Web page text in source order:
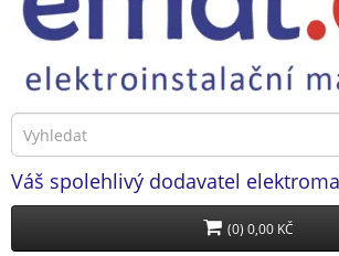
Váš spolehlivý dodavatel
(0) 0,00 KČ